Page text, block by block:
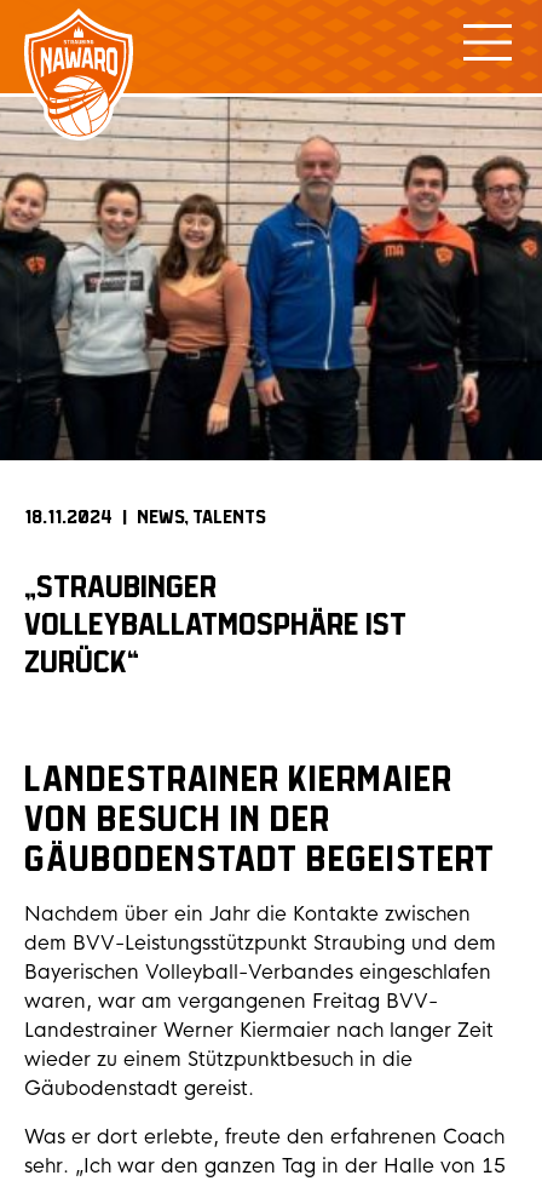
content
18.11.2024 | NEWS TALENTS
„STRAUBINGER
VOLLEYBALLATMOSPHÄRE IST
ZURÜCK“
Landestrainer Kiermaier
von Besuch in der
Gäubodenstadt begeistert
Nachdem über ein Jahr die Kontakte zwischen
dem BVV-Leistungsstützpunkt Straubing und dem
Bayerischen Volleyball-Verbandes eingeschlafen
waren, war am vergangenen Freitag BVV-
Landestrainer Werner Kiermaier nach langer Zeit
wieder zu einem Stützpunktbesuch in die
Gäubodenstadt gereist.
Was er dort erlebte, freute den erfahrenen Coach
sehr. „Ich war den ganzen Tag in der Halle von 15